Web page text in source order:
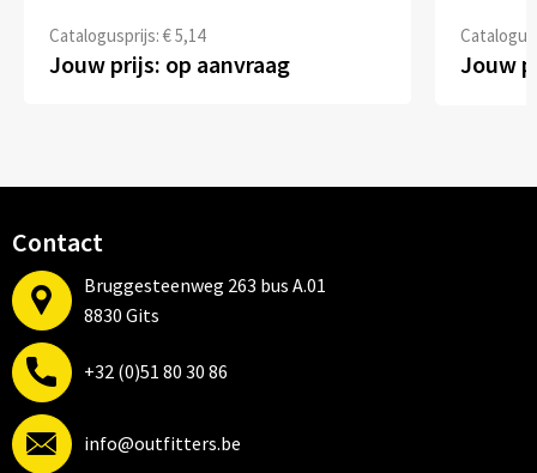
Catalogusprijs: € 5,14
Jouw prijs: op aanvraag Jouw
Contact
Bruggesteenweg 263 bus A.01
8830 Gits
+32 (0)51 80 30 86
info@outfitters.be